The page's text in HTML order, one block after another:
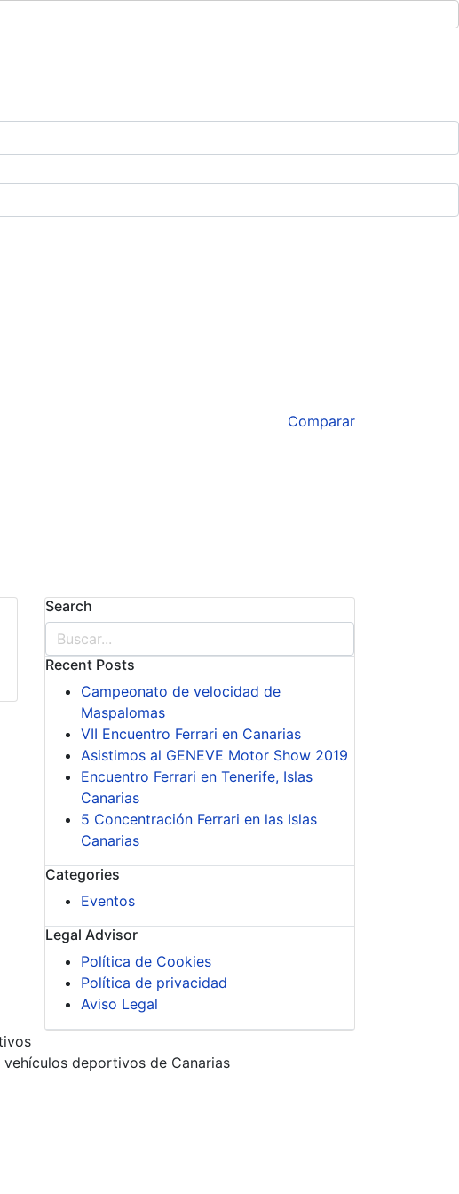
Comparar
Search
Recent Posts
Campeonato de velocidad de
Maspalomas
VII Encuentro Ferrari en Canarias
Asistimos al GENEVE Motor Show 2019
Encuentro Ferrari en Tenerife, Islas
Canarias
5 Concentración Ferrari en las Islas
Canarias
Categories
Eventos
Legal Advisor
Política de Cookies
Política de privacidad
Aviso Legal
vehículos deportivos de Canarias